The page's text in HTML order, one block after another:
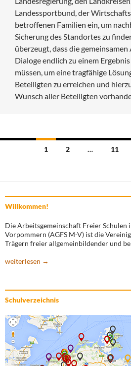
Landessportbund, der
betroffenen Familien ein, um
Sicherung des Standortes zu
überzeugt, dass die
Dialoge endlich zu einem
müssen, um eine tragfähige
Beteiligten zu erreichen und
Wunsch aller Beteiligten
Beitragsnavigation
1 2 … 11
Willkommen!
Die Arbeitsgemeinschaft Freier Schulen
Vorpommern (AGFS M-V) ist die
Trägern freier allgemeinbildender und
weiterlesen →
Schulverzeichnis